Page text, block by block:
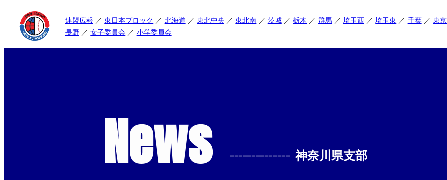
連盟広報 東日本ブロック 北海道 東北中央 東北南 茨城 栃木 群馬 埼玉西 埼玉東 千葉
東
長野
女子委員会 小学委員会
News -------------- 神奈川県支部